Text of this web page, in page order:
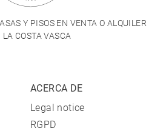
Y PISOS EN VENTA O ALQUILER
LA COSTA VASCA
ACERCA DE
Legal notice
RGPD